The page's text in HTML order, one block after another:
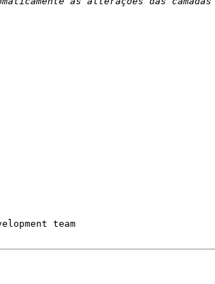
team